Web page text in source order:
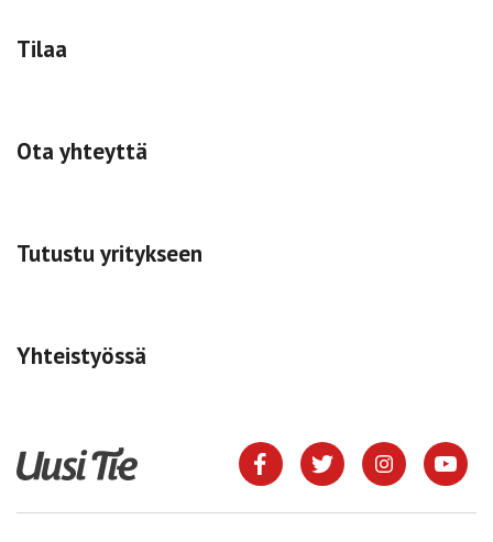
Tilaa
Ota yhteyttä
Tutustu yritykseen
Yhteistyössä